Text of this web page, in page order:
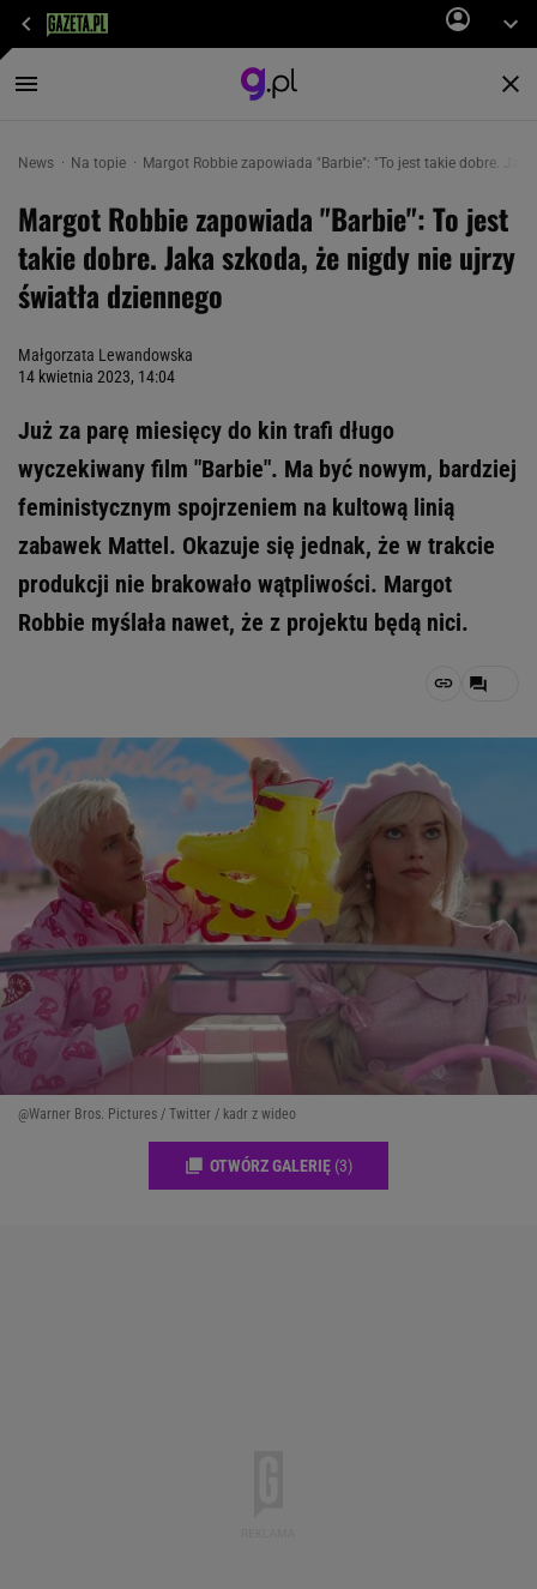
News Na topie Margot Robbie zapowiada "Barbie": "To jest takie dobre.
Margot Robbie zapowiada "Barbie": To jest
takie dobre. Jaka szkoda, że nigdy nie ujrzy
światła dziennego
Małgorzata Lewandowska
14 kwietnia 2023, 14:04
Już za parę miesięcy do kin trafi długo
wyczekiwany film "Barbie". Ma być nowym, bardziej
feministycznym spojrzeniem na kultową linią
zabawek Mattel. Okazuje się jednak, że w trakcie
produkcji nie brakowało wątpliwości. Margot
Robbie myślała nawet, że z projektu będą nici.
@Warner Bros. Pictures / Twitter / kadr z wideo
OTWÓRZ GALERIĘ (3)